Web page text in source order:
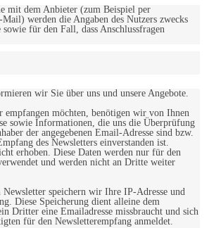
mit dem Anbieter (zum Beispiel per
werden die Angaben des Nutzers zwecks
für den Fall, dass Anschlussfragen
wir Sie über uns und unsere Angebote.
empfangen möchten, benötigen wir von Ihnen
sowie Informationen, die uns die Überprüfung
der angegebenen Email-Adresse sind bzw.
des Newsletters einverstanden ist.
erhoben. Diese Daten werden nur für den
und werden nicht an Dritte weiter
speichern wir Ihre IP-Adresse und
Diese Speicherung dient alleine dem
Dritter eine Emailadresse missbraucht und sich
für den Newsletterempfang anmeldet.